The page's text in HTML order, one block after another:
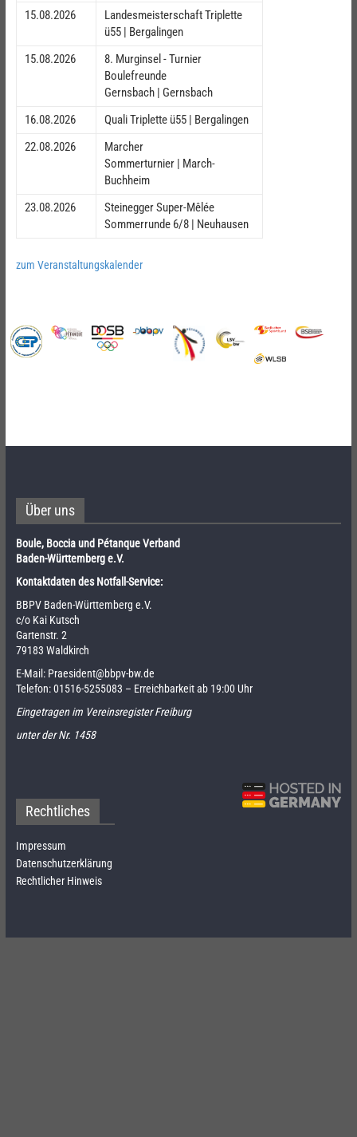
15.08.2026
Landesmeisterschaft Triplette
ü55 | Bergalingen
15.08.2026
8. Murginsel - Turnier
Boulefreunde
Gernsbach | Gernsbach
16.08.2026
Quali Triplette ü55 | Bergalingen
22.08.2026
Marcher
Sommerturnier | March-
Buchheim
23.08.2026
Steinegger Super-Mêlée
Sommerrunde 6/8 | Neuhausen
zum Veranstaltungskalender
Über uns
Boule, Boccia und Pétanque Verband
Baden-Württemberg e.V.
Kontaktdaten des Notfall-Service:
BBPV Baden-Württemberg e.V.
c/o Kai Kutsch
Gartenstr. 2
79183 Waldkirch
E-Mail: Praesident@bbpv-bw.de
Telefon:01516-5255083 – Erreichbarkeit ab 19:00 Uhr
Eingetragen im Vereinsregister Freiburg
unter der Nr. 1458
Rechtliches
Impressum
Datenschutzerklärung
Rechtlicher Hinweis